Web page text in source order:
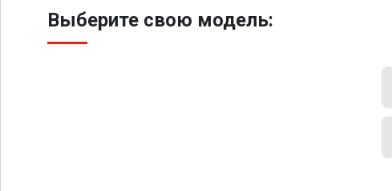
Выберите свою модель: